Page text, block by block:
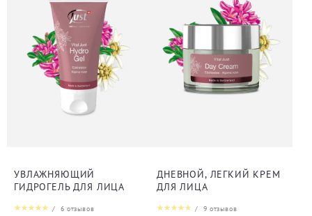
УВЛАЖНЯЮЩИЙ
ГИДРОГЕЛЬ ДЛЯ ЛИЦА
/ 6 отзывов
ДНЕВНОЙ, ЛЕГКИЙ КРЕМ
ДЛЯ ЛИЦА
/ 9 отзывов